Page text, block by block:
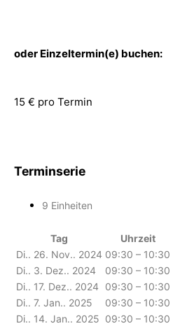
oder Einzeltermin(e) buchen:
15 € pro Termin
Terminserie
9 Einheiten
Tag
Uhrzeit
Di.. 26. Nov.. 2024 09:30 – 10:30
Di.. 3. Dez.. 2024
09:30 – 10:30
Di.. 17. Dez.. 2024
09:30 – 10:30
Di.. 7. Jan.. 2025
09:30 – 10:30
Di.. 14. Jan.. 2025 09:30 – 10:30